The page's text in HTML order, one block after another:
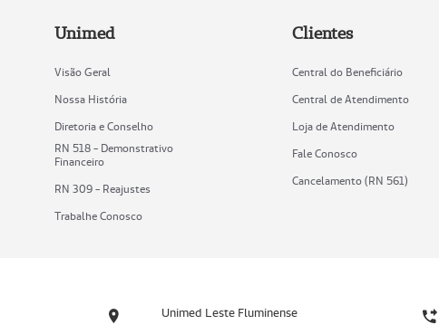
Unimed
Visão Geral
Nossa História
Diretoria e Conselho
RN 518 - Demonstrativo
Financeiro
RN 309 - Reajustes
Trabalhe Conosco
Clientes
Central do Beneficiário
Central de Atendimento
Loja de Atendimento
Fale Conosco
Cancelamento (RN 561)
Unimed Leste Fluminense